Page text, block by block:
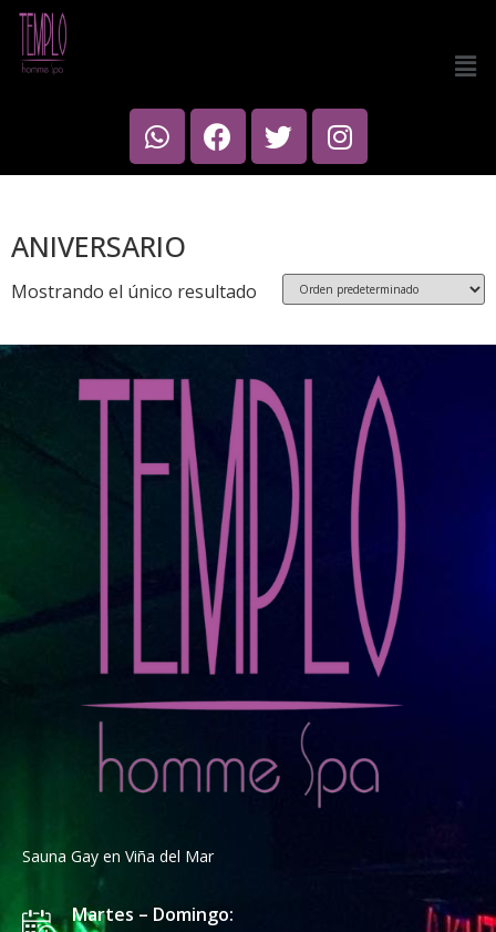
ANIVERSARIO
Mostrando el único resultado
Sauna Gay en Viña del Mar
Martes – Domingo: